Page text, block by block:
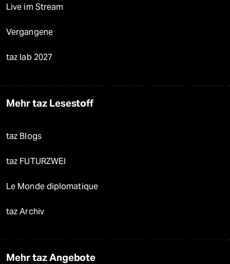
Live im Stream
Vergangene
taz lab 2027
Mehr taz Lesestoff
taz Blogs
taz FUTURZWEI
Le Monde diplomatique
taz Archiv
Mehr taz Angebote